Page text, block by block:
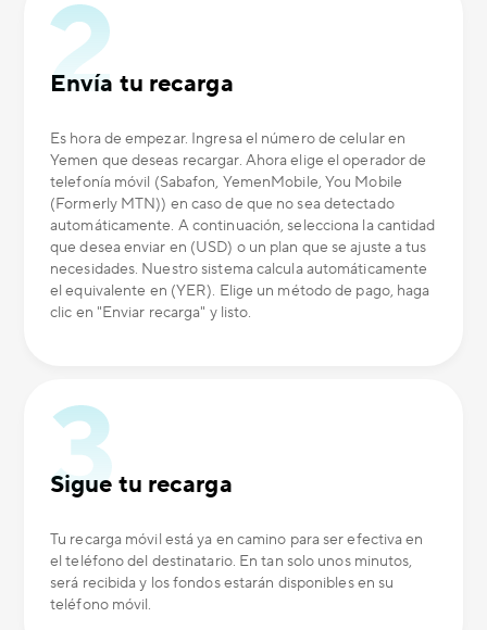
Envía tu recarga
Es hora de empezar. Ingresa el número de celular en
Yemen que deseas recargar. Ahora elige el operador de
telefonía móvil (Sabafon, YemenMobile, You Mobile
(Formerly MTN)) en caso de que no sea detectado
automáticamente. A continuación, selecciona la cantidad
que desea enviar en (USD) o un plan que se ajuste a tus
necesidades. Nuestro sistema calcula automáticamente
el equivalente en (YER). Elige un método de pago, haga
clic en "Enviar recarga" y listo.
Sigue tu recarga
Tu recarga móvil está ya en camino para ser efectiva en
el teléfono del destinatario. En tan solo unos minutos,
será recibida y los fondos estarán disponibles en su
teléfono móvil.